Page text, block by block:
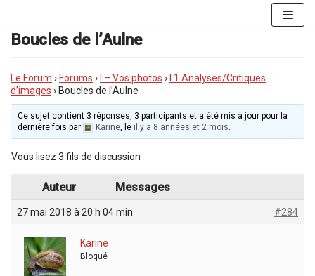
au
contenu
Boucles de l’Aulne
Le Forum › Forums › I – Vos photos ›
I.1 Analyses/Critiques
d’images › Boucles de l’Aulne
Ce sujet contient 3 réponses, 3 participants et a été mis à jour pour la
dernière fois par
Karine, le il y a 8 années et 2 mois.
Vous lisez 3 fils de discussion
Auteur Messages
27 mai 2018 à 20 h 04 min #284
Karine
Bloqué